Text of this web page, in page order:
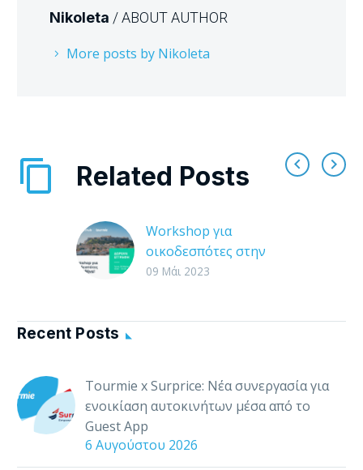
Nikoleta / ABOUT AUTHOR
More posts by Nikoleta
Related Posts
Workshop για
οικοδεσπότες στην
Αθήνα!
Σας προσκαλούμε στο
workshop για
οικοδεσπότες που
διοργανώνουμε μαζί
09 Μάι 2023
Recent Posts
Tourmie x Surprice: Νέα συνεργασία για
ενοικίαση αυτοκινήτων μέσα από το
Guest App
6 Αυγούστου 2026